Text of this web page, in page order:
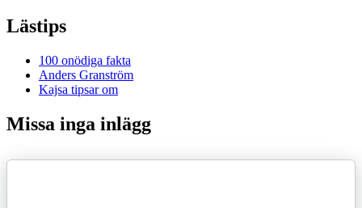
Lästips
100 onödiga fakta
Anders Granström
Kajsa tipsar om
Missa inga inlägg